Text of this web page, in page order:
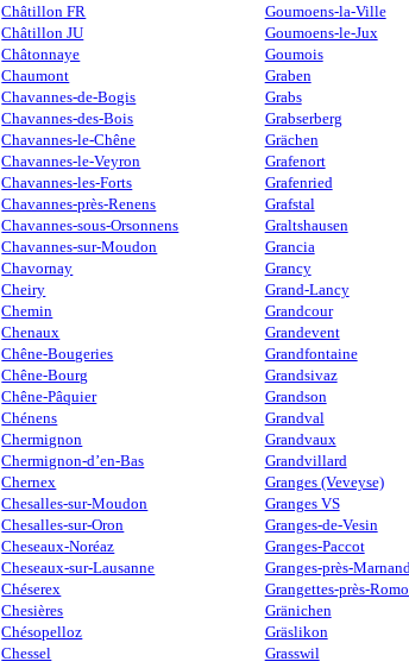
Châtillon FR
Châtillon JU
Châtonnaye
Chaumont
Chavannes-de-Bogis
Chavannes-des-Bois
Chavannes-le-Chêne
Chavannes-le-Veyron
Chavannes-les-Forts
Chavannes-près-Renens
Chavannes-sous-Orsonnens
Chavannes-sur-Moudon
Chavornay
Cheiry
Chemin
Chenaux
Chêne-Bougeries
Chêne-Bourg
Chêne-Pâquier
Chénens
Chermignon
Chermignon-d’en-Bas
Chernex
Chesalles-sur-Moudon
Chesalles-sur-Oron
Cheseaux-Noréaz
Cheseaux-sur-Lausanne
Chéserex
Chesières
Chésopelloz
Chessel
Goumoens-la-Ville
Goumoens-le-Jux
Goumois
Graben
Grabs
Grabserberg
Grächen
Grafenort
Grafenried
Grafstal
Graltshausen
Grancia
Grancy
Grand-Lancy
Grandcour
Grandevent
Grandfontaine
Grandsivaz
Grandson
Grandval
Grandvaux
Grandvillard
Granges (Veveyse)
Granges VS
Granges-de-Vesin
Granges-Paccot
Granges-près-Marnand
Grangettes-près-
Gränichen
Gräslikon
Grasswil